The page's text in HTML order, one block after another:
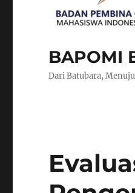
BAPOMI
Dari Batubara, Menuju